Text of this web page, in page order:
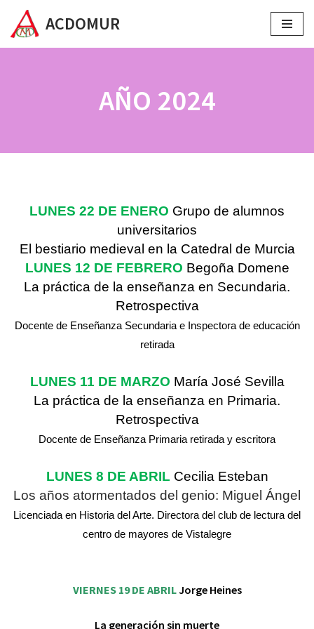
Saltar
ACDOMUR
AÑO 2024
LUNES 22 DE ENERO Grupo de alumnos
universitarios
El bestiario medieval en la Catedral de Murcia
LUNES 12 DE FEBRERO Begoña Domene
La práctica de la enseñanza en Secundaria.
Retrospectiva
Docente de Enseñanza Secundaria e Inspectora de educación
retirada
LUNES 11 DE MARZO María José Sevilla
La práctica de la enseñanza en Primaria.
Retrospectiva
Docente de Enseñanza Primaria retirada y escritora
LUNES 8 DE ABRIL Cecilia Esteban
Los años atormentados del genio: Miguel Ángel
Licenciada en Historia del Arte. Directora del club de lectura del
centro de mayores de Vistalegre
VIERNES 19 DE ABRILJorge Heines
La generación sin muerte